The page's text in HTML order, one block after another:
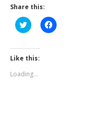
Share this:
Click
to
Twitter
(Opens
in
window)
Click
to
Like this:
Loading...